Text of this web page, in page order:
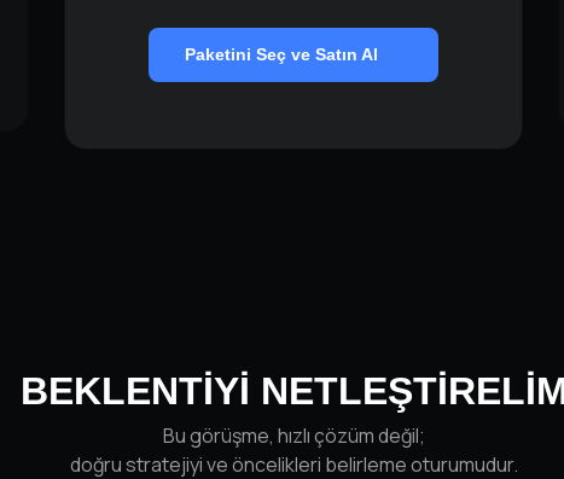
Paketini Seç ve Satın Al
BEKLENTİYİ
Bu görüşme, hızlı çözüm değil;
doğru stratejiyi ve öncelikleri belirleme oturumudur.